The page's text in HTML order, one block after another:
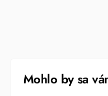
Mohlo by sa